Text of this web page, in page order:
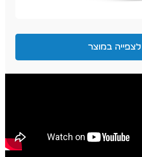
לצפייה במוצר